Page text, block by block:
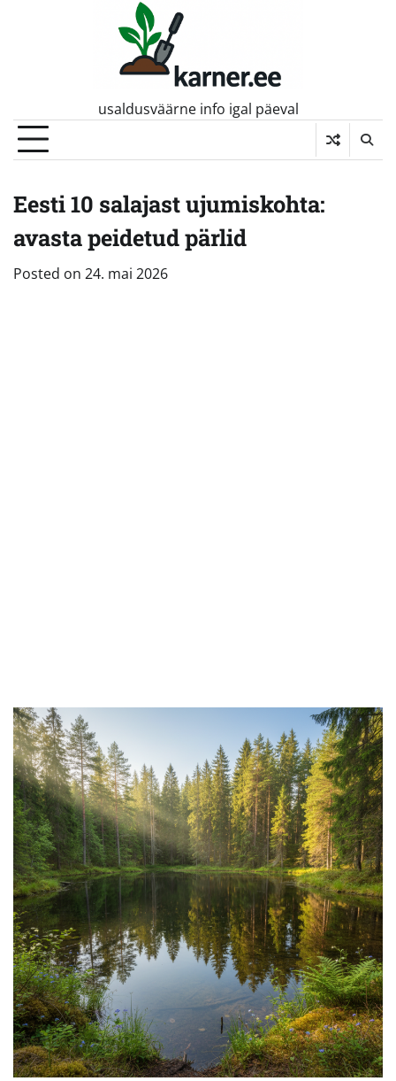
usaldusväärne info igal päeval
Eesti 10 salajast ujumiskohta:
avasta peidetud pärlid
Posted on 24. mai 2026